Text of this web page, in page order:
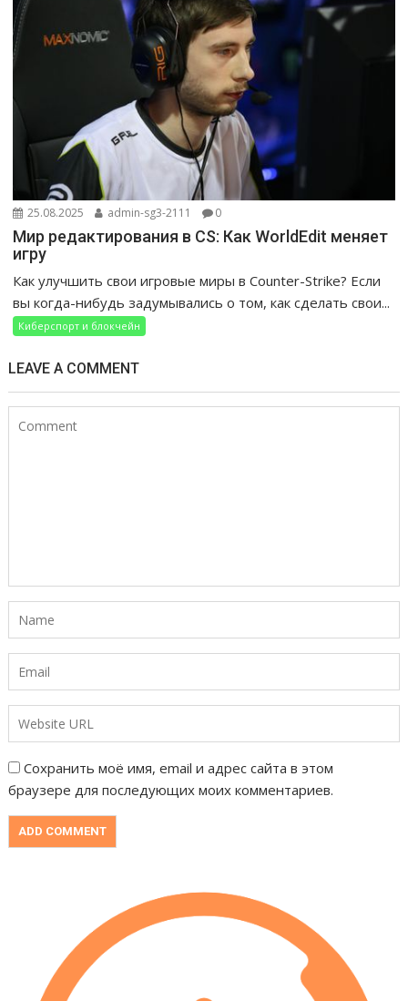
25.08.2025 admin-sg3-2111 0
Мир редактирования в CS: Как WorldEdit меняет
игру
Как улучшить свои игровые миры в Counter-Strike? Если
вы когда-нибудь задумывались о том, как сделать свои...
Киберспорт и блокчейн
LEAVE A COMMENT
Сохранить моё имя, email и адрес сайта в этом
браузере для последующих моих комментариев.